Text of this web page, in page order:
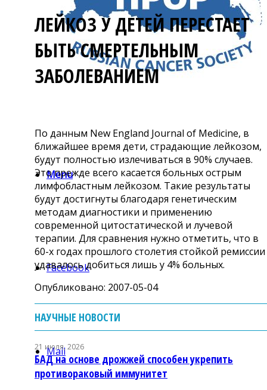
Menu
Facebook
Mail
ЛЕЙКОЗ У ДЕТЕЙ ПЕРЕСТАЕТ
БЫТЬ СМЕРТЕЛЬНЫМ
ЗАБОЛЕВАНИЕМ
По данным New England Journal of Medicine, в
ближайшее время дети, страдающие лейкозом,
будут полностью излечиваться в 90% случаев.
Это прежде всего касается больных острым
лимфобластным лейкозом. Такие результаты
будут достигнуты благодаря генетическим
методам диагностики и применению
современной цитостатической и лучевой
терапии. Для сравнения нужно отметить, что в
60-х годах прошлого столетия стойкой ремиссии
удавалось добиться лишь у 4% больных.
Опубликовано: 2007-05-04
НАУЧНЫЕ НОВОСТИ
21 июля, 2026
БАД на основе дрожжей способен укрепить
противораковый иммунитет